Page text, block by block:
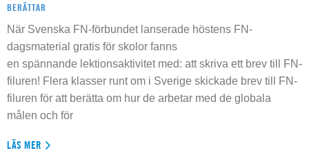
BERÄTTAR
När Svenska FN-förbundet lanserade höstens FN-
dagsmaterial gratis för skolor fanns
en spännande lektionsaktivitet med: att skriva ett brev till FN-
filuren! Flera klasser runt om i Sverige skickade brev till FN-
filuren för att berätta om hur de arbetar med de globala
målen och för
LÄS MER